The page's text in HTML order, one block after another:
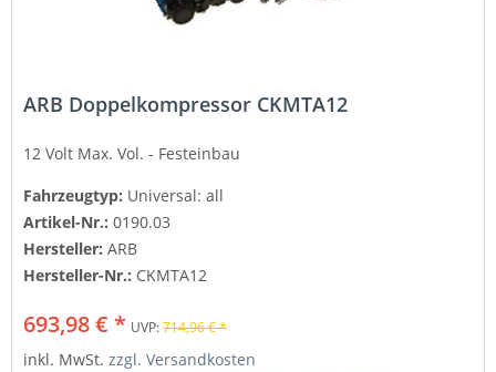
ARB Doppelkompressor CKMTA12
12 Volt Max. Vol. - Festeinbau
Fahrzeugtyp: Universal: all
Artikel-Nr.:0190.03
Hersteller:ARB
Hersteller-Nr.: CKMTA12
693,98 € * UVP:714,96 € *
inkl. MwSt.zzgl. Versandkosten